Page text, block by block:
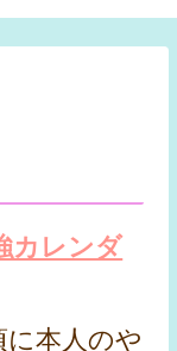
カレンダ
本人のや